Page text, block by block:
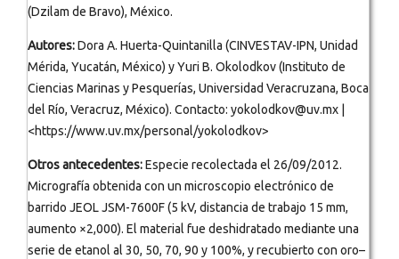
(Dzilam de Bravo), México.
Autores:Dora A. Huerta-Quintanilla (CINVESTAV-IPN, Unidad
Mérida, Yucatán, México) y Yuri B. Okolodkov (Instituto de
Ciencias Marinas y Pesquerías, Universidad Veracruzana, Boca
del Río, Veracruz, México). Contacto: yokolodkov@uv.mx |
<https://www.uv.mx/personal/yokolodkov>
Otros antecedentes:Especie recolectada el 26/09/2012.
Micrografía obtenida con un microscopio electrónico de
barrido JEOL JSM-7600F (5 kV, distancia de trabajo 15 mm,
aumento ×2,000). El material fue deshidratado mediante una
serie de etanol al 30, 50, 70, 90 y 100%, y recubierto con oro–